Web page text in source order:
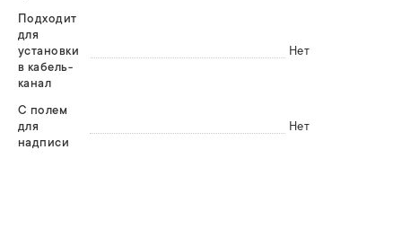
Подходит
для
установки
в кабель-
канал
Нет
С полем
для
надписи
Нет